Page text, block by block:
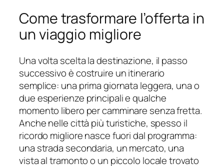
Come trasformare l’offerta in
un viaggio migliore
Una volta scelta la destinazione, il passo
successivo è costruire un itinerario
semplice: una prima giornata leggera, una o
due esperienze principali e qualche
momento libero per camminare senza fretta.
Anche nelle città più turistiche, spesso il
ricordo migliore nasce fuori dal programma:
una strada secondaria, un mercato, una
vista al tramonto o un piccolo locale trovato